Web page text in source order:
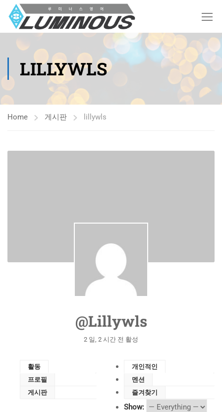
LILLYWLS
Home 게시판 lillywls
@lillywls
2 일, 2 시간 전 활성
활동
프로필
게시판
개인적인
멘션
즐겨찾기
Show: